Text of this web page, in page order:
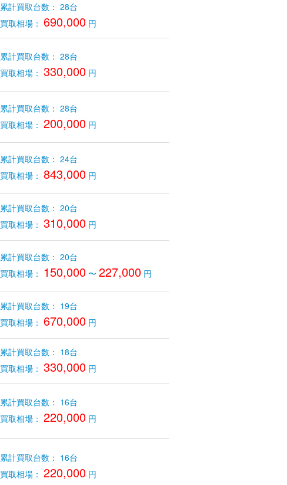
累計買取台数： 28台
買取相場： 690,000 円
累計買取台数： 28台
買取相場： 330,000 円
累計買取台数： 28台
買取相場： 200,000 円
累計買取台数： 24台
買取相場： 843,000 円
累計買取台数： 20台
買取相場： 310,000 円
累計買取台数： 20台
買取相場： 150,000 〜 227,000 円
累計買取台数： 19台
買取相場： 670,000 円
累計買取台数： 18台
買取相場： 330,000 円
累計買取台数： 16台
買取相場： 220,000 円
累計買取台数： 16台
買取相場： 220,000 円